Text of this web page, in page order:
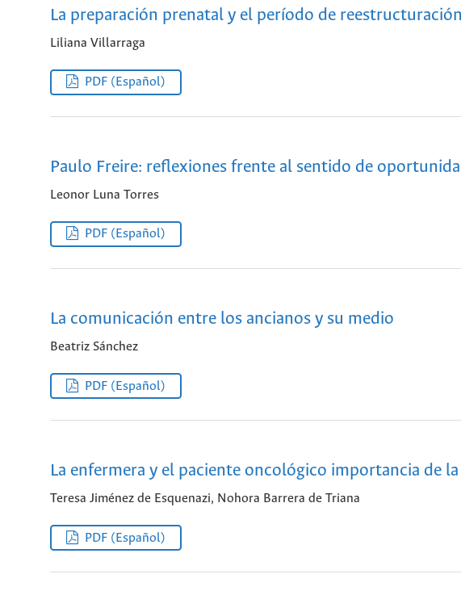
La preparación prenatal y el período de
Liliana Villarraga
PDF (Español)
Paulo Freire: reflexiones frente al sentido de
Leonor Luna Torres
PDF (Español)
La comunicación entre los ancianos y su medio
Beatriz Sánchez
PDF (Español)
La enfermera y el paciente oncológico importancia de
Teresa Jiménez de Esquenazi, Nohora Barrera de Triana
PDF (Español)